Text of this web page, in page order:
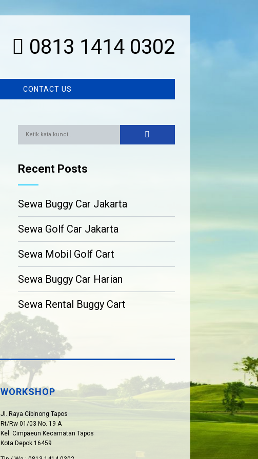
0813 1414 0302
CONTACT US
Recent Posts
Sewa Buggy Car Jakarta
Sewa Golf Car Jakarta
Sewa Mobil Golf Cart
Sewa Buggy Car Harian
Sewa Rental Buggy Cart
WORKSHOP
Jl. Raya Cibinong Tapos
Rt/Rw 01/03 No. 19 A
Kel. Cimpaeun Kecamatan Tapos
Kota Depok 16459